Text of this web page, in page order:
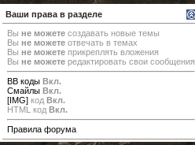
Ваши права в разделе
Вы не можете создавать новые темы
Вы не можете отвечать в темах
Вы не можете прикреплять вложения
Вы не можете редактировать свои сообщения
BB коды Вкл.
Смайлы Вкл.
[IMG] код Вкл.
HTML код Вкл.
Правила форума